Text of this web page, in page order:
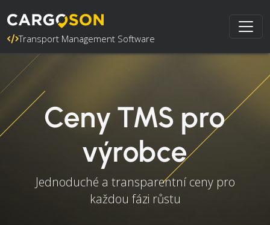
Transport Management Software
Ceny TMS pro
výrobce
Jednoduché a transparentní ceny pro
každou fázi růstu